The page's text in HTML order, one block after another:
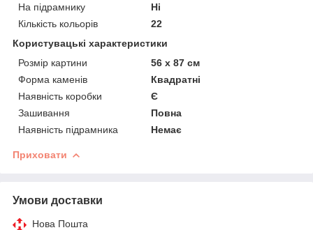
На підрамнику
Ні
Кількість кольорів
22
Користувацькі характеристики
Розмір картини
56 x 87 см
Форма каменів
Квадратні
Наявність коробки
Є
Зашивання
Повна
Наявність підрамника
Немає
Приховати
Умови доставки
Нова Пошта